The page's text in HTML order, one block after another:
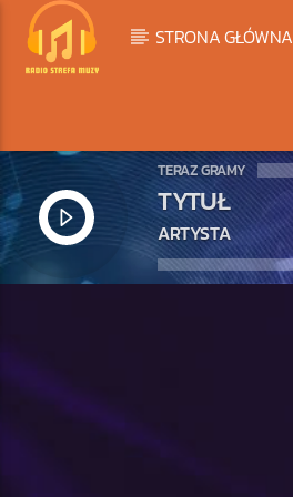
STRONA GŁÓWNA
TERAZ GRAMY
TYTUŁ
ARTYSTA